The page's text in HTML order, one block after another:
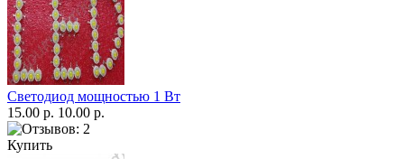
Светодиод мощностью 1 Вт
15.00 р. 10.00 р.
Купить